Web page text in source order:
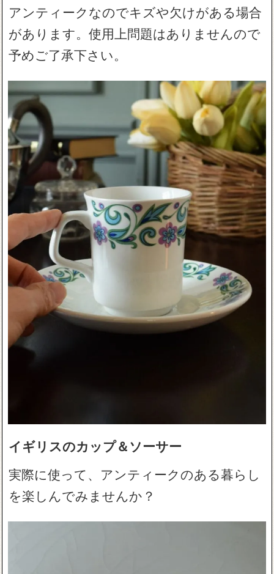
アンティークなのでキズや欠けがある場合
があります。使用上問題はありませんので
予めご了承下さい。
イギリスのカップ＆ソーサー
実際に使って、アンティークのある暮らし
を楽しんでみませんか？